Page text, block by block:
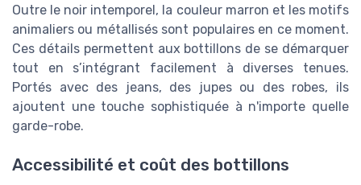
Outre le noir intemporel, la couleur marron et les motifs
animaliers ou métallisés sont populaires en ce moment.
Ces détails permettent aux bottillons de se démarquer
tout en s’intégrant facilement à diverses tenues.
Portés avec des jeans, des jupes ou des robes, ils
ajoutent une touche sophistiquée à n'importe quelle
garde-robe.
Accessibilité et coût des bottillons